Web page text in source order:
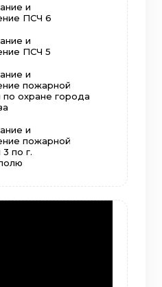
и
ПСЧ 6
и
ПСЧ 5
и
пожарной
охране города
и
пожарной
по г.